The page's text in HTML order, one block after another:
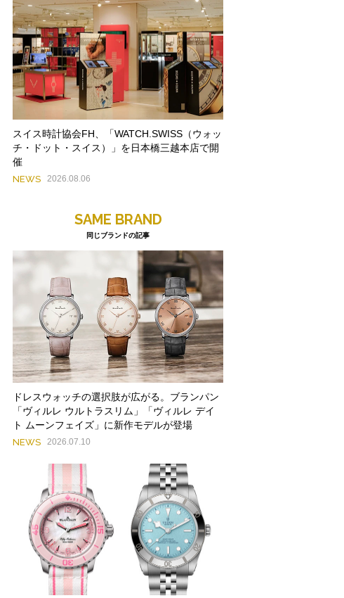
スイス時計協会FH、「WATCH.SWISS（ウォッ
チ・ドット・スイス）」を日本橋三越本店で開
催
NEWS 2026.08.06
SAME BRAND
同じブランドの記事
ドレスウォッチの選択肢が広がる。ブランパン
「ヴィルレ ウルトラスリム」「ヴィルレ デイ
ト ムーンフェイズ」に新作モデルが登場
NEWS 2026.07.10